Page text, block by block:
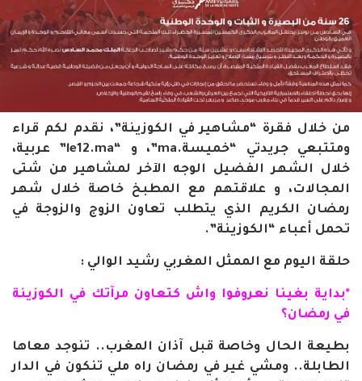
من خلال فقرة “مشاهير في الكوزينة”، نقدم لكم قراء
ومتتبعي جريدتي “خميسة.ma”، و “le12.ma” عربية،
خلال الشهر الفضيل الوجه الآخر لمشاهير من شتى
المجالات، و علاقتهم مع المطبخ خاصة خلال شهر
رمضان الكريم الذي يتطلب تعاون الزوج والزوجة في
تحمل أعباء “الكوزينة”.
حلقة اليوم مع الممثل المغربي رشيد الوالي :
*بداية بغينا نعروفوا واش كتعاون مرآتك في الكوزينة
في رمضان؟
بطيعة الحال وخاصة قبل آذان المغرب.. تنوجد معاها
الطابلة.. ومشي غير في رمضان راه ملي تنكون في الدار